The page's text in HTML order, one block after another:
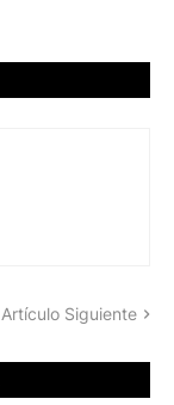
Artículo Siguiente